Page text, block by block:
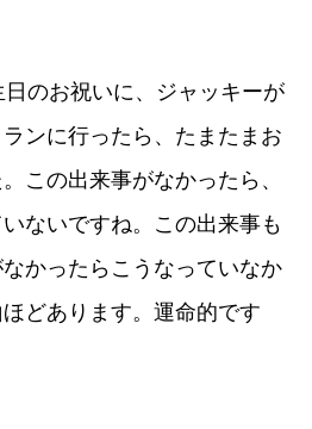
のお祝いに、ジャッキーが
ンに行ったら、たまたまお
この出来事がなかったら、
ないですね。この出来事も
かったらこうなっていなか
どあります。運命的です